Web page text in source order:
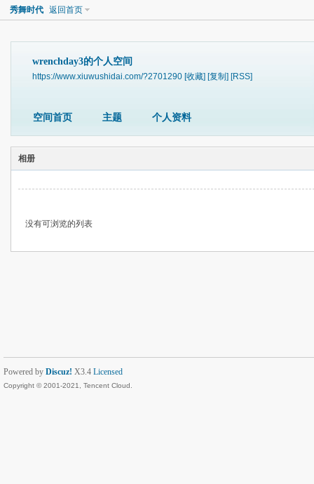
秀舞时代 返回首页
wrenchday3的个人空间
https://www.xiuwushidai.com/?2701290 [收藏] [复制] [RSS]
空间首页 主题 个人资料
相册
没有可浏览的列表
Powered by Discuz! X3.4 Licensed
Copyright © 2001-2021, Tencent Cloud.